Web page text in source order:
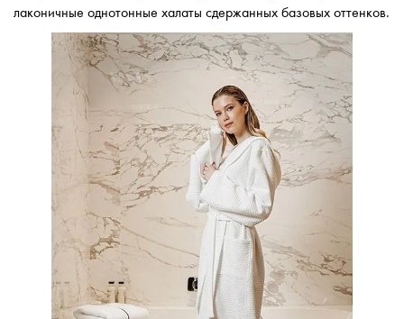
лаконичные однотонные халаты сдержанных базовых оттенков.